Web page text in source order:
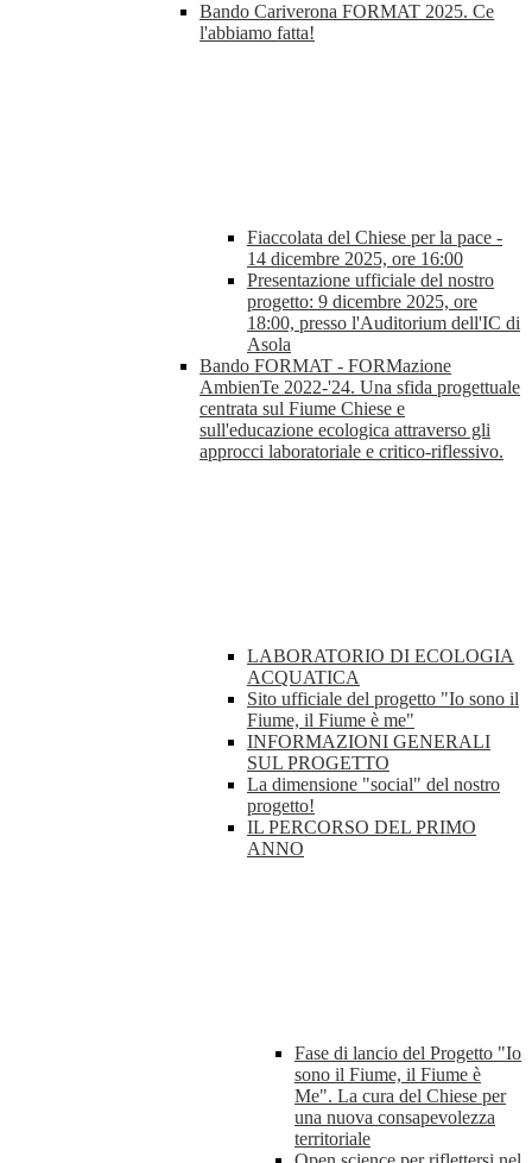
Bando Cariverona FORMAT 2025. Ce
l'abbiamo fatta!
Fiaccolata del Chiese per la pace -
14 dicembre 2025, ore 16:00
Presentazione ufficiale del nostro
progetto: 9 dicembre 2025, ore
18:00, presso l'Auditorium dell'IC di
Asola
Bando FORMAT - FORMazione
AmbienTe 2022-'24. Una sfida progettuale
centrata sul Fiume Chiese e
sull'educazione ecologica attraverso gli
approcci laboratoriale e critico-riflessivo.
LABORATORIO DI ECOLOGIA
ACQUATICA
Sito ufficiale del progetto "Io sono il
Fiume, il Fiume è me"
INFORMAZIONI GENERALI
SUL PROGETTO
La dimensione "social" del nostro
progetto!
IL PERCORSO DEL PRIMO
ANNO
Fase di lancio del Progetto "Io
sono il Fiume, il Fiume è
Me". La cura del Chiese per
una nuova consapevolezza
territoriale